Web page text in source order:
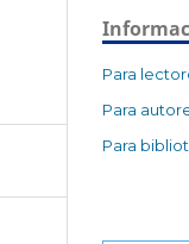
Para
Para
Para